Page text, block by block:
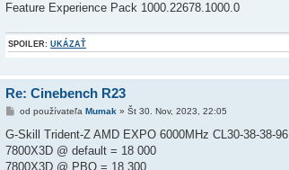
Feature Experience Pack 1000.22678.1000.0
SPOILER: UKÁZAŤ
Re: Cinebench R23
P
p
e
od používateľa Mumak » Št 30. Nov, 2023, 22:05
G-Skill Trident-Z AMD EXPO 6000MHz CL30-38-38-96
7800X3D @ default = 18 000
7800X3D @ PBO = 18 300